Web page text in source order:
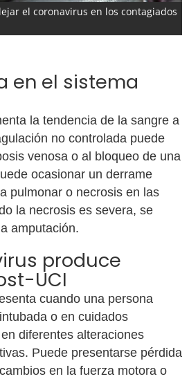
el coronavirus en los contagiados
en el sistema
la tendencia de la sangre a
no controlada puede
venosa o al bloqueo de una
ocasionar un derrame
pulmonar o necrosis en las
la necrosis es severa, se
amputación.
produce
UCI
cuando una persona
o en cuidados
diferentes alteraciones
Puede presentarse pérdida
en la fuerza motora o